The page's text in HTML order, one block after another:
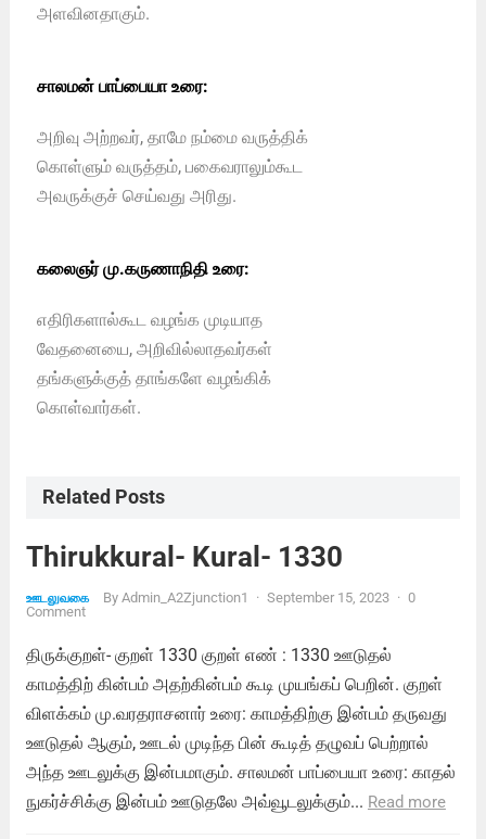
அளவினதாகும்.
சாலமன் பாப்பையா உரை:
அறிவு அற்றவர், தாமே நம்மை வருத்திக்
கொள்ளும் வருத்தம், பகைவராலும்கூட
அவருக்குச் செய்வது அரிது.
கலைஞர் மு.கருணாநிதி உரை:
எதிரிகளால்கூட வழங்க முடியாத
வேதனையை, அறிவில்லாதவர்கள்
தங்களுக்குத் தாங்களே வழங்கிக்
கொள்வார்கள்.
Related Posts
Thirukkural- Kural- 1330
ஊடலுவகை By Admin_A2Zjunction1 · September 15, 2023 · 0
Comment
திருக்குறள்- குறள் 1330 குறள் எண் : 1330 ஊடுதல்
காமத்திற் கின்பம் அதற்கின்பம் கூடி முயங்கப் பெறின். குறள்
விளக்கம் மு.வரதராசனார் உரை: காமத்திற்கு இன்பம் தருவது
ஊடுதல் ஆகும், ஊடல் முடிந்த பின் கூடித் தழுவப் பெற்றால்
அந்த ஊடலுக்கு இன்பமாகும். சாலமன் பாப்பையா உரை: காதல்
நுகர்ச்சிக்கு இன்பம் ஊடுதலே அவ்வூடலுக்கும்... Read more